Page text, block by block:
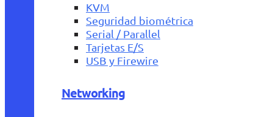
KVM
Seguridad biométrica
Serial / Parallel
Tarjetas E/S
USB y Firewire
Networking